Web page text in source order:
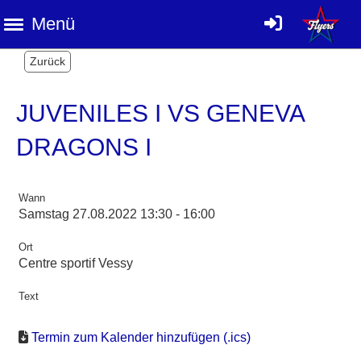
Menü
Zurück
JUVENILES I VS GENEVA
DRAGONS I
Wann
Samstag 27.08.2022 13:30 - 16:00
Ort
Centre sportif Vessy
Text
Termin zum Kalender hinzufügen (.ics)